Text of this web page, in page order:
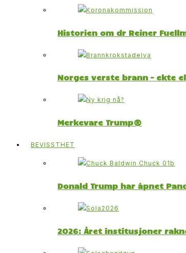
Historien om dr Reiner
Norges verste brann – ekte
Merkevare Trump®
BEVISSTHET
Donald Trump har åpnet
2026: Året institusjoner